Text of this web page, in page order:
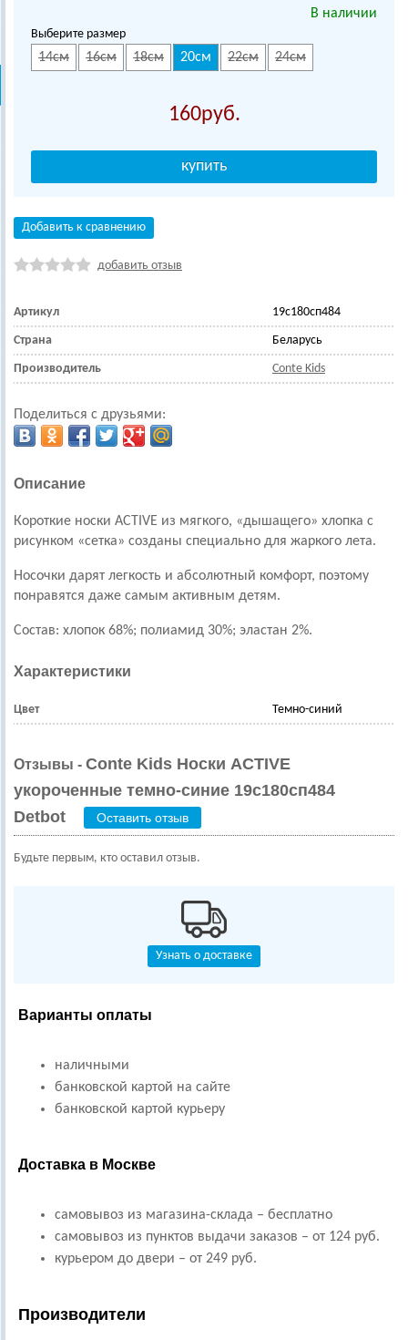
В наличии
Выберите размер
14см 16см 18см 20см 22см 24см
160
Добавить к сравнению
добавить отзыв
Артикул 19с180сп484
Страна Беларусь
Производитель Conte Kids
Поделиться с друзьями:
Описание
Короткие носки ACTIVE из мягкого, «дышащего» хлопка с
рисунком «сетка» созданы специально для жаркого лета.
Носочки дарят легкость и абсолютный комфорт, поэтому
понравятся даже самым активным детям.
Состав: хлопок 68%; полиамид 30%; эластан 2%.
Характеристики
Цвет Темно-синий
Отзывы - Conte Kids Носки ACTIVE
укороченные темно-синие 19с180сп484
Detbot
Оставить отзыв
Будьте первым, кто оставил отзыв.
Узнать о доставке
Варианты оплаты
наличными
банковской картой на сайте
банковской картой курьеру
Доставка в Москве
самовывоз из магазина-склада – бесплатно
самовывоз из пунктов выдачи заказов – от 124 руб.
курьером до двери – от 249 руб.
Производители